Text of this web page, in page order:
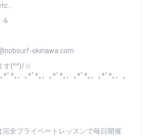
6
okinawa.com
す(^^)/☆
*ﾟ*｡，｡*ﾟ*｡，｡*ﾟ*｡，｡*ﾟ*｡，｡*ﾟ*｡，｡
完全プライベートレッスンで毎日開催